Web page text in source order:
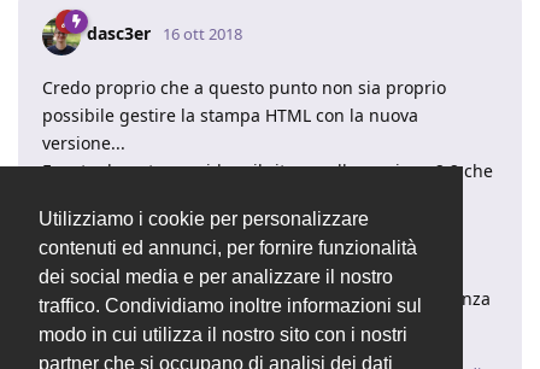
Utilizziamo i cookie per personalizzare
contenuti ed annunci, per fornire funzionalità
dei social media e per analizzare il nostro
traffico. Condividiamo inoltre informazioni sul
modo in cui utilizza il nostro sito con i nostri
partner che si occupano di analisi dei dati
dasc3er 16 ott 2018
Credo proprio che a questo punto non sia proprio
possibile gestire la stampa HTML con la nuova
versione...
Eventualmente considera il ritorno alla versione 2.2 che
In ogni caso, è proprio strano che una stampante
bluetooth non supporti i PDF. :shock:
Considera anche la possibilità di contattare l'assistenza
ufficiale per pensare a tutte le possibilità.